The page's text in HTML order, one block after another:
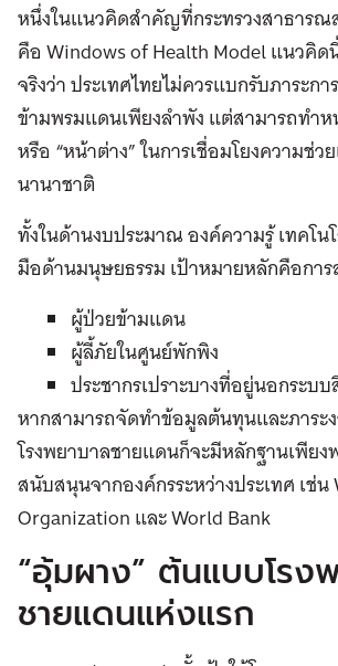
หนึ่งในแนวคิดสำคัญที่กระทรวงสาธาร
คือ Windows of Health Model แนวคิ
จริงว่า ประเทศไทยไม่ควรแบกรับภาระก
ข้ามพรมแดนเพียงลำพัง แต่สามารถทำ
หรือ “หน้าต่าง” ในการเชื่อมโยงความช่ว
นานาชาติ
ทั้งในด้านงบประมาณ องค์ความรู้ เทคโน
มือด้านมนุษยธรรม เป้าหมายหลักคือกา
ผู้ป่วยข้ามแดน
ผู้ลี้ภัยในศูนย์พักพิง
ประชากรเปราะบางที่อยู่นอกระบ
หากสามารถจัดทำข้อมูลต้นทุนและภาระ
โรงพยาบาลชายแดนก็จะมีหลักฐานเพียง
สนับสนุนจากองค์กรระหว่างประเทศ เช่
Organization และ World Bank
“อุ้มผาง” ต้นแบบโรง
ชายแดนแห่งแรก